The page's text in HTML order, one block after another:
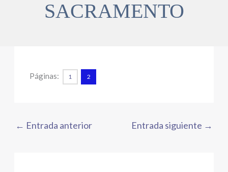
SACRAMENTO
Páginas: 1 2
← Entrada anterior Entrada siguiente →